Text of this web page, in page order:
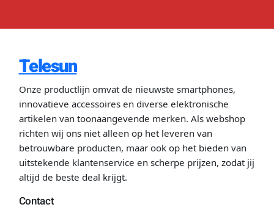
Telesun
Onze productlijn omvat de nieuwste smartphones,
innovatieve accessoires en diverse elektronische
artikelen van toonaangevende merken. Als webshop
richten wij ons niet alleen op het leveren van
betrouwbare producten, maar ook op het bieden van
uitstekende klantenservice en scherpe prijzen, zodat jij
altijd de beste deal krijgt.
Contact